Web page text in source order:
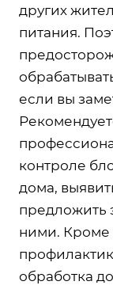
других
питания.
если вы
контроле
дома,
предложить
ними. Кроме
обработка